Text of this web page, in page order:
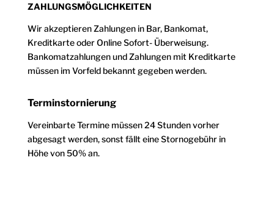
ZAHLUNGSMÖGLICHKEITEN
Wir akzeptieren Zahlungen in Bar, Bankomat,
Kreditkarte oder Online Sofort- Überweisung.
Bankomatzahlungen und Zahlungen mit Kreditkarte
müssen im Vorfeld bekannt gegeben werden.
Terminstornierung
Vereinbarte Termine müssen 24 Stunden vorher
abgesagt werden, sonst fällt eine Stornogebühr in
Höhe von 50% an.